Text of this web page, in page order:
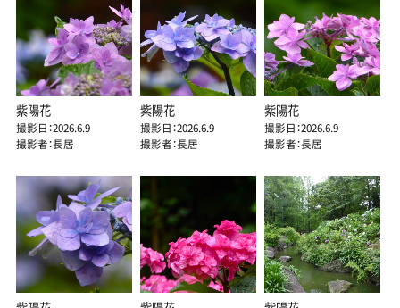
紫陽花
撮影日：2026.6.9
撮影者：長居
紫陽花
撮影日：2026.6.9
撮影者：長居
紫陽花
撮影日：2026.6.9
撮影者：長居